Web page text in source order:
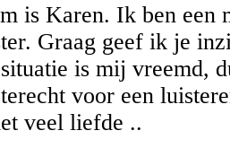
is Karen. Ik ben een
Graag geef ik je
is mij vreemd,
voor een
veel liefde ..